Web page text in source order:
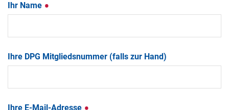
Ihr Name
Ihre DPG Mitgliedsnummer (falls zur Hand)
Ihre E-Mail-Adresse